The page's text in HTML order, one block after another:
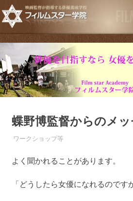
ン
ン
ツ
へ
ス
キ
ッ
フ
ィ
ル
ム
ス
映
画
の
優・
女
優・
子
目
指
す
に
映
蝶野博監督からのメ
2012年3月22日
FILMSTAR
ワークショップ等
よく聞かれることがあります。
「どうしたら女優になれるのです